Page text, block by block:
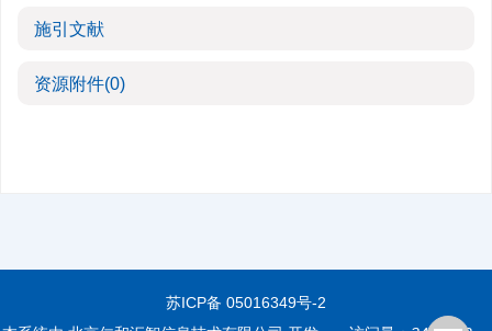
施引文献
资源附件(0)
苏ICP备 05016349号-2